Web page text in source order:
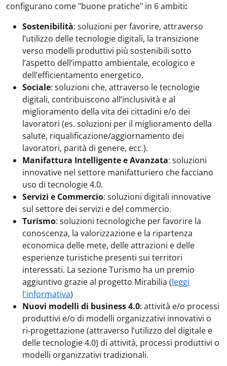
configurano come "buone pratiche" in 6 ambiti:
Sostenibilità: soluzioni per favorire, attraverso
l’utilizzo delle tecnologie digitali, la transizione
verso modelli produttivi più sostenibili sotto
l’aspetto dell’impatto ambientale, ecologico e
dell’efficientamento energetico.
Sociale: soluzioni che, attraverso le tecnologie
digitali, contribuiscono all’inclusività e al
miglioramento della vita dei cittadini e/o dei
lavoratori (es. soluzioni per il miglioramento della
salute, riqualificazione/aggiornamento dei
lavoratori, parità di genere, ecc.).
Manifattura Intelligente e Avanzata: soluzioni
innovative nel settore manifatturiero che facciano
uso di tecnologie 4.0.
Servizi e Commercio: soluzioni digitali innovative
sul settore dei servizi e del commercio.
Turismo: soluzioni tecnologiche per favorire la
conoscenza, la valorizzazione e la ripartenza
economica delle mete, delle attrazioni e delle
esperienze turistiche presenti sui territori
interessati. La sezione Turismo ha un premio
aggiuntivo grazie al progetto Mirabilia (leggi
l'informativa)
Nuovi modelli di business 4.0: attività e/o processi
produttivi e/o di modelli organizzativi innovativi o
ri-progettazione (attraverso l’utilizzo del digitale e
delle tecnologie 4.0) di attività, processi produttivi o
modelli organizzativi tradizionali.